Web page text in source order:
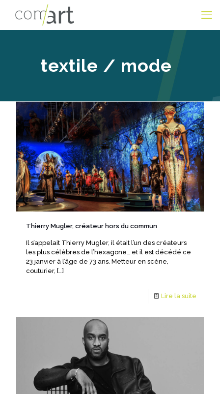
textile / mode
Thierry Mugler, créateur hors du commun
Il s’appelait Thierry Mugler, il était l’un des créateurs
les plus célèbres de l’hexagone… et il est décédé ce
23 janvier à l’âge de 73 ans. Metteur en scène,
couturier, […]
Lire la suite